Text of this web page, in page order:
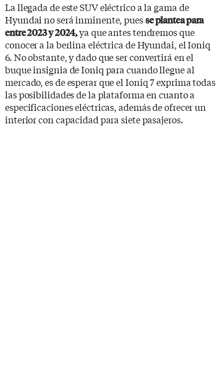
La llegada de este SUV eléctrico a la gama de
Hyundai no será inminente, puesse plantea para
entre 2023 y 2024,ya que antes tendremos que
conocer a la berlina eléctrica de Hyundai, el Ioniq
6. No obstante, y dado que ser convertirá en el
buque insignia de Ioniq para cuando llegue al
mercado, es de esperar que el Ioniq 7 exprima todas
las posibilidades de la plataforma en cuanto a
especificaciones eléctricas, además de ofrecer un
interior con capacidad para siete pasajeros.